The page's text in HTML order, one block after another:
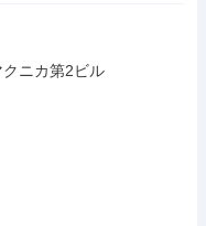
ニカ第2ビル